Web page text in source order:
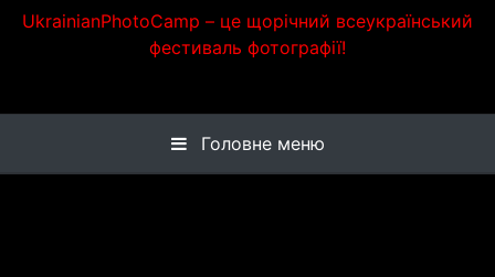
UkrainianPhotoCamp – це щорічний всеукраїнський
фестиваль фотографії!
Головне меню